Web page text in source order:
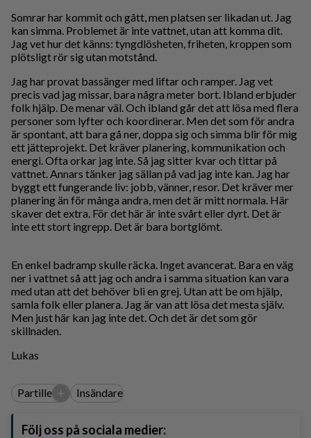
Somrar har kommit och gått, men platsen ser likadan ut. Jag
kan simma. Problemet är inte vattnet, utan att komma dit.
Jag vet hur det känns: tyngdlösheten, friheten, kroppen som
plötsligt rör sig utan motstånd.
Jag har provat bassänger med liftar och ramper. Jag vet
precis vad jag missar, bara några meter bort. Ibland erbjuder
folk hjälp. De menar väl. Och ibland går det att lösa med flera
personer som lyfter och koordinerar. Men det som för andra
är spontant, att bara gå ner, doppa sig och simma blir för mig
ett jätteprojekt. Det kräver planering, kommunikation och
energi. Ofta orkar jag inte. Så jag sitter kvar och tittar på
vattnet. Annars tänker jag sällan på vad jag inte kan. Jag har
byggt ett fungerande liv: jobb, vänner, resor. Det kräver mer
planering än för många andra, men det är mitt normala. Här
skaver det extra. För det här är inte svårt eller dyrt. Det är
inte ett stort ingrepp. Det är bara bortglömt.
En enkel badramp skulle räcka. Inget avancerat. Bara en väg
ner i vattnet så att jag och andra i samma situation kan vara
med utan att det behöver bli en grej. Utan att be om hjälp,
samla folk eller planera. Jag är van att lösa det mesta själv.
Men just här kan jag inte det. Och det är det som gör
skillnaden.
Lukas
Partille + Insändare
Följ oss på sociala medier: